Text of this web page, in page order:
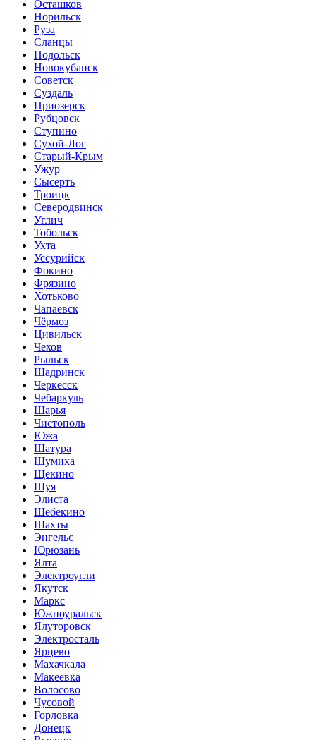
Осташков
Норильск
Руза
Сланцы
Подольск
Новокубанск
Советск
Суздаль
Приозерск
Рубцовск
Ступино
Сухой-Лог
Старый-Крым
Ужур
Сысерть
Троицк
Северодвинск
Углич
Тобольск
Ухта
Уссурийск
Фокино
Фрязино
Хотьково
Чапаевск
Чёрмоз
Цивильск
Чехов
Рыльск
Шадринск
Черкесск
Чебаркуль
Шарья
Чистополь
Южа
Шатура
Шумиха
Щёкино
Шуя
Элиста
Шебекино
Шахты
Энгельс
Юрюзань
Ялта
Электроугли
Якутск
Маркс
Южноуральск
Ялуторовск
Электросталь
Ярцево
Махачкала
Макеевка
Волосово
Чусовой
Горловка
Донецк